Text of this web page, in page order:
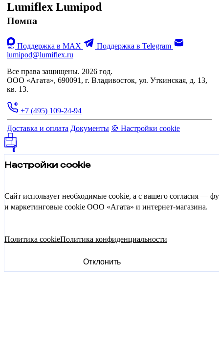
Lumiflex Lumipod
Помпа
Поддержка в MAX
Поддержка в Telegram
lumipod@lumiflex.ru
Все права защищены. 2026 год.
ООО «Агата», 690091, г. Владивосток, ул. Уткинская, д. 13,
кв. 13.
+7 (495) 109-24-94
Доставка и оплата Документы 🍪 Настройки cookie
Настройки cookie
Сайт использует необходимые cookie, а с вашего согласия —
и маркетинговые cookie ООО «Агата» и интернет-магазина.
Политика cookieПолитика конфиденциальности
Отклонить